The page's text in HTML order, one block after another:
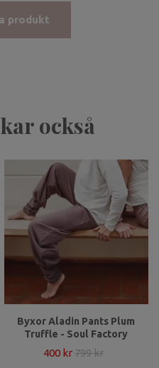
produkt
också
Byxor Aladin Pants Plum
Truffle - Soul Factory
400 kr799 kr